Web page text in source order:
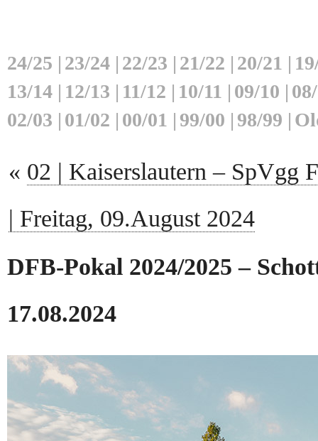
24/25 | 23/24 | 22/23 | 21/22 | 20/21 |
13/14 | 12/13 | 11/12 | 10/11 | 09/10 |
02/03 | 01/02 | 00/01 | 99/00 | 98/99 |
« 02 | Kaiserslautern – SpVgg
| Freitag, 09.August 2024
DFB-Pokal 2024/2025 –
17.08.2024